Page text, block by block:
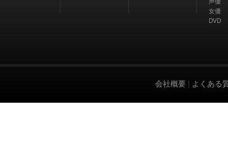
女優
DVD
会社概要 | よくある